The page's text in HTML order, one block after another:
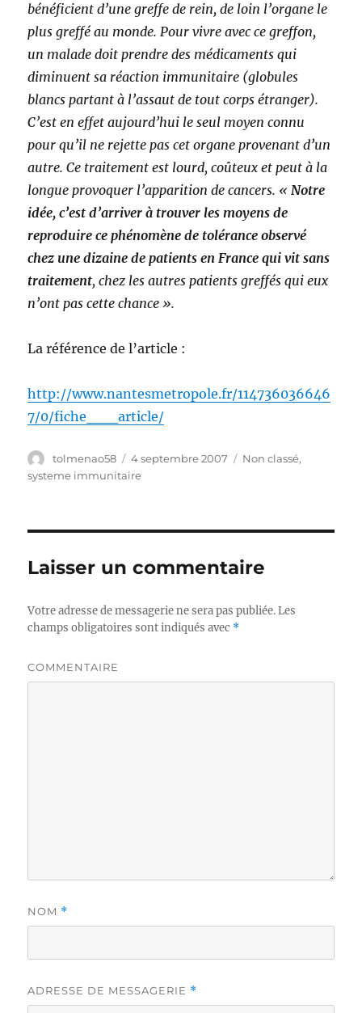
bénéficient d’une greffe de rein, de loin l’organe le
plus greffé au monde. Pour vivre avec ce greffon,
un malade doit prendre des médicaments qui
diminuent sa réaction immunitaire (globules
blancs partant à l’assaut de tout corps étranger).
C’est en effet aujourd’hui le seul moyen connu
pour qu’il ne rejette pas cet organe provenant d’un
autre. Ce traitement est lourd, coûteux et peut à la
longue provoquer l’apparition de cancers. «Notre
idée, c’est d’arriver à trouver les moyens de
reproduire ce phénomène de tolérance observé
chez une dizaine de patients en France qui vit sans
traitement, chez les autres patients greffés qui eux
n’ont pas cette chance ».
La référence de l’article :
http://www.nantesmetropole.fr/114736036646
7/0/fiche___article/
Auteur
tolmenao58
Publié
le
4 septembre 2007 Catégories
Non classé,
systeme immunitaire
Laisser un commentaire
Votre adresse de messagerie ne sera pas publiée.Les
champs obligatoires sont indiqués avec *
COMMENTAIRE
NOM *
ADRESSE DE MESSAGERIE *